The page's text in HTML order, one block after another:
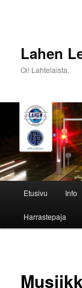
Lahen
Oi! Lahtelaista.
Etusivu Info
Harrastepaja